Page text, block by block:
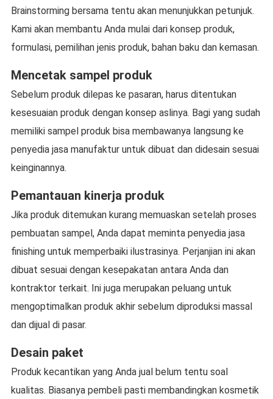
Brainstorming bersama tentu akan menunjukkan petunjuk.
Kami akan membantu Anda mulai dari konsep produk,
formulasi, pemilihan jenis produk, bahan baku dan kemasan.
Mencetak sampel produk
Sebelum produk dilepas ke pasaran, harus ditentukan
kesesuaian produk dengan konsep aslinya. Bagi yang sudah
memiliki sampel produk bisa membawanya langsung ke
penyedia jasa manufaktur untuk dibuat dan didesain sesuai
keinginannya.
Pemantauan kinerja produk
Jika produk ditemukan kurang memuaskan setelah proses
pembuatan sampel, Anda dapat meminta penyedia jasa
finishing untuk memperbaiki ilustrasinya. Perjanjian ini akan
dibuat sesuai dengan kesepakatan antara Anda dan
kontraktor terkait. Ini juga merupakan peluang untuk
mengoptimalkan produk akhir sebelum diproduksi massal
dan dijual di pasar.
Desain paket
Produk kecantikan yang Anda jual belum tentu soal
kualitas. Biasanya pembeli pasti membandingkan kosmetik